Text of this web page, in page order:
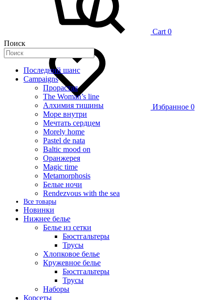
Cart 0
Избранное 0
Поиск
Последний шанс
Campaigns
Прорастая
The Woman’s line
Алхимия тишины
Море внутри
Мечтать сердцем
Morely home
Pastel de nata
Baltic mood on
Оранжерея
Magic time
Metamorphosis
Белые ночи
Rendezvous with the sea
Все товары
Новинки
Нижнее белье
Белье из сетки
Бюстгальтеры
Трусы
Хлопковое белье
Кружевное белье
Бюстгальтеры
Трусы
Наборы
Корсеты